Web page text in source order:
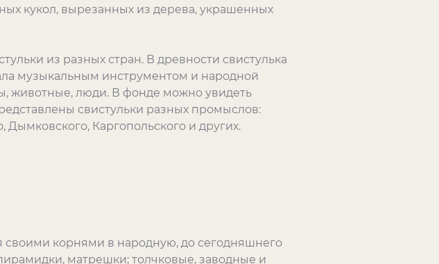
кукол, вырезанных из дерева, украшенных
из разных стран. В древности свистулька
музыкальным инструментом и народной
животные, люди. В фонде можно увидеть
свистульки разных промыслов:
Каргопольского и других.
корнями в народную, до сегодняшнего
матрешки; толчковые, заводные и